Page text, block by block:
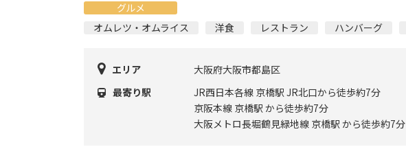
グルメ
オムレツ・オムライス
洋食 レストラン ハンバーグ
エリア
大阪府大阪市都島区
最寄り駅
JR西日本各線 京橋駅 JR北口から徒歩約7分
京阪本線 京橋駅 から徒歩約7分
大阪メトロ長堀鶴見緑地線 京橋駅 から徒歩約7分